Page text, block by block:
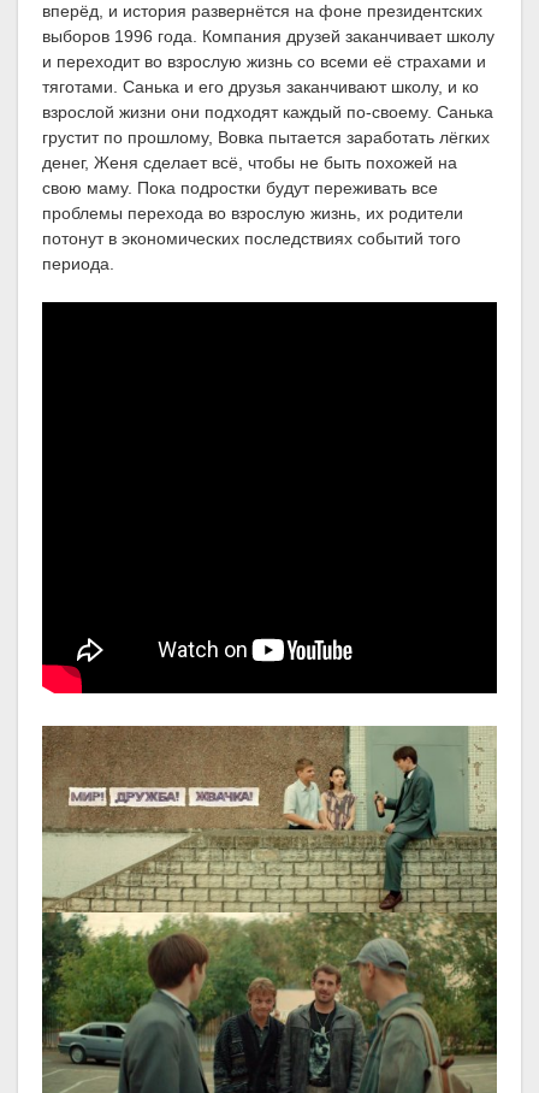
вперёд, и история развернётся на фоне президентских
выборов 1996 года. Компания друзей заканчивает школу
и переходит во взрослую жизнь со всеми её страхами и
тяготами. Санька и его друзья заканчивают школу, и ко
взрослой жизни они подходят каждый по-своему. Санька
грустит по прошлому, Вовка пытается заработать лёгких
денег, Женя сделает всё, чтобы не быть похожей на
свою маму. Пока подростки будут переживать все
проблемы перехода во взрослую жизнь, их родители
потонут в экономических последствиях событий того
периода.